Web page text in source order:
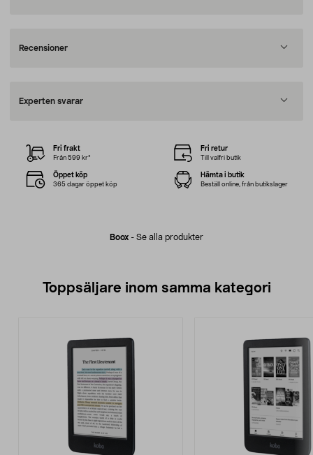
Recensioner
Experten svarar
Boox - Se alla produkter
Fri frakt
Från 599 kr*
Fri retur
Till valfri butik
Öppet köp
365 dagar öppet köp
Hämta i butik
Beställ online, från butikslager
Toppsäljare inom samma kategori